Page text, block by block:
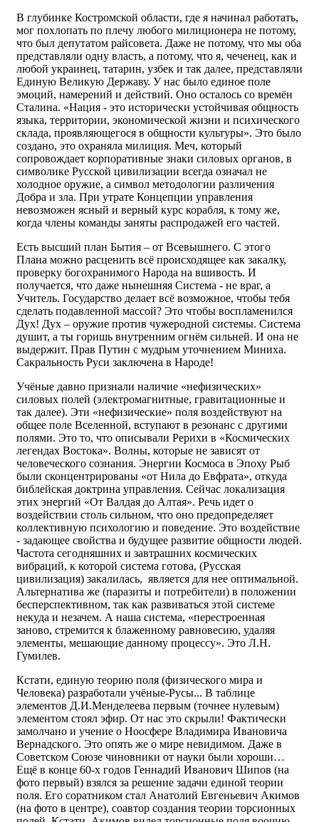
В глубинке Костромской области, где я начинал работать,
мог похлопать по плечу любого милиционера не потому,
что был депутатом райсовета. Даже не потому, что мы оба
представляли одну власть, а потому, что я, чеченец, как и
любой украинец, татарин, узбек и так далее, представляли
Единую Великую Державу. У нас было единое поле
эмоций, намерений и действий. Оно осталось со времён
Сталина. «Нация - это исторически устойчивая общность
языка, территории, экономической жизни и психического
склада, проявляющегося в общности культуры». Это было
создано, это охраняла милиция. Меч, который
сопровождает корпоративные знаки силовых органов, в
символике Русской цивилизации всегда означал не
холодное оружие, а символ методологии различения
Добра и зла. При утрате Концепции управления
невозможен ясный и верный курс корабля, к тому же,
когда члены команды заняты распродажей его частей.
Есть высший план Бытия – от Всевышнего. С этого
Плана можно расценить всё происходящее как закалку,
проверку богохранимого Народа на вшивость. И
получается, что даже нынешняя Система - не враг, а
Учитель. Государство делает всё возможное, чтобы тебя
сделать подавленной массой? Это чтобы воспламенился
Дух! Дух – оружие против чужеродной системы. Система
душит, а ты горишь внутренним огнём сильней. И она не
выдержит. Прав Путин с мудрым уточнением Миниха.
Сакральность Руси заключена в Народе!
Учёные давно признали наличие «нефизических»
силовых полей (электромагнитные, гравитационные и
так далее). Эти «нефизические» поля воздействуют на
общее поле Вселенной, вступают в резонанс с другими
полями. Это то, что описывали Рерихи в «Космических
легендах Востока». Волны, которые не зависят от
человеческого сознания. Энергии Космоса в Эпоху Рыб
были сконцентрированы «от Нила до Евфрата», откуда
библейская доктрина управления. Сейчас локализация
этих энергий «От Валдая до Алтая». Речь идет о
воздействии столь сильном, что оно предопределяет
коллективную психологию и поведение. Это воздействие
- задающее свойства и будущее развитие общности людей.
Частота сегодняшних и завтрашних космических
вибраций, к которой система готова, (Русская
цивилизация) закалилась, является для нее оптимальной.
Альтернатива же (паразиты и потребители) в положении
бесперспективном, так как развиваться этой системе
некуда и незачем. А наша система, «перестроенная
заново, стремится к блаженному равновесию, удаляя
элементы, мешающие данному процессу». Это Л.Н.
Гумилев.
Кстати, единую теорию поля (физического мира и
Человека) разработали учёные-Русы... В таблице
элементов Д.И.Менделеева первым (точнее нулевым)
элементом стоял эфир. От нас это скрыли! Фактически
замолчано и учение о Ноосфере Владимира Ивановича
Вернадского. Это опять же о мире невидимом. Даже в
Советском Союзе чиновники от науки были хороши…
Ещё в конце 60-х годов Геннадий Иванович Шипов (на
фото первый) взялся за решение задачи единой теории
поля. Его соратником стал Анатолий Евгеньевич Акимов
(на фото в центре), соавтор создания теории торсионных